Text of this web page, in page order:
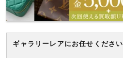
ギャラリーレアにお任せください